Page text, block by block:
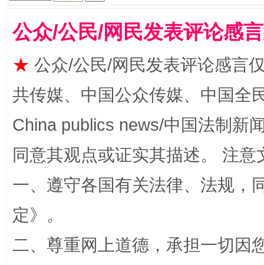
揭批美国五大"原罪" "炒
公众/公民/网民发表评论感
★ 公众/公民/网民发表评论感言
共传媒、中国公众传媒、中国全
China publics news/中国法制新
同意其观点或证实其描述。 注
一、遵守各国有关法律、法规，
定》。
二、尊重网上道德，承担一切因